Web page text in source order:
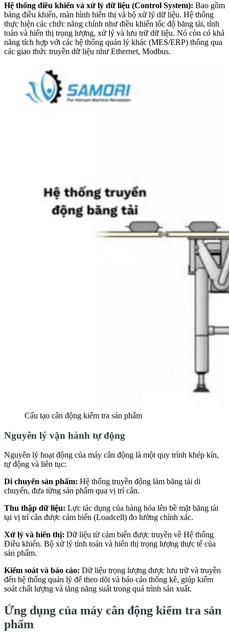
Hệ thống điều khiển và xử lý dữ liệu (Control System): Bao gồm
bảng điều khiển, màn hình hiển thị và bộ xử lý dữ liệu. Hệ thống
thực hiện các chức năng chính như điều khiển tốc độ băng tải, tính
toán và hiển thị trọng lượng, xử lý và lưu trữ dữ liệu. Nó còn có khả
năng tích hợp với các hệ thống quản lý khác (MES/ERP) thông qua
các giao thức truyền dữ liệu như Ethernet, Modbus.
Cấu tạo cân động kiểm tra sản phẩm
Nguyên lý vận hành tự động
Nguyên lý hoạt động của máy cân động là một quy trình khép kín,
tự động và liên tục:
Di chuyển sản phẩm: Hệ thống truyền động làm băng tải di
chuyển, đưa từng sản phẩm qua vị trí cân.
Thu thập dữ liệu: Lực tác dụng của hàng hóa lên bề mặt băng tải
tại vị trí cân được cảm biến (Loadcell) đo lường chính xác.
Xử lý và hiển thị: Dữ liệu từ cảm biến được truyền về Hệ thống
Điều khiển. Bộ xử lý tính toán và hiển thị trọng lượng thực tế của
sản phẩm.
Kiểm soát và báo cáo: Dữ liệu trọng lượng được lưu trữ và truyền
đến hệ thống quản lý để theo dõi và báo cáo thống kê, giúp kiểm
soát chất lượng và tăng năng suất trong quá trình sản xuất.
Ứng dụng của máy cân động kiểm tra sản
phẩm